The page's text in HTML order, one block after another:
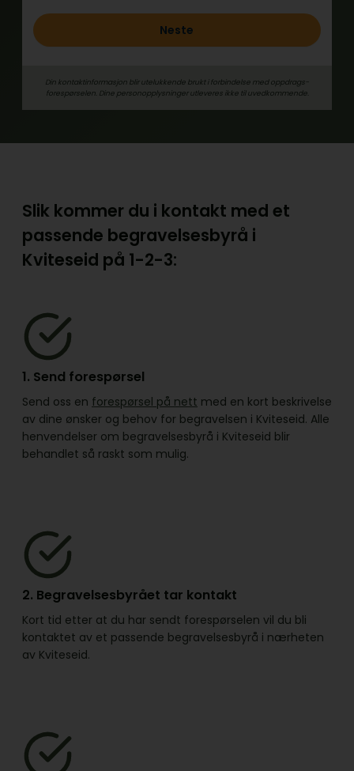
Neste
Din kontaktinformasjon blir utelukkende brukt i forbindelse med oppdrags­
forespørselen. Dine person­­opplysninger utleveres ikke til uvedkommende.
Slik kommer du i kontakt med et
passende begravelsesbyrå i
Kviteseid på 1-2-3:
1. Send forespørsel
Send oss en forespørsel på nett med en kort beskrivelse
av dine ønsker og behov for begravelsen i Kviteseid. Alle
henvendelser om begravelsesbyrå i Kviteseid blir
behandlet så raskt som mulig.
2. Begravelsesbyrået tar kontakt
Kort tid etter at du har sendt forespørselen vil du bli
kontaktet av et passende begravelsesbyrå i nærheten
av Kviteseid.